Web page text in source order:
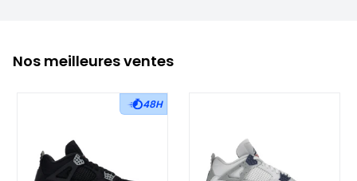
Nos meilleures ventes
48H